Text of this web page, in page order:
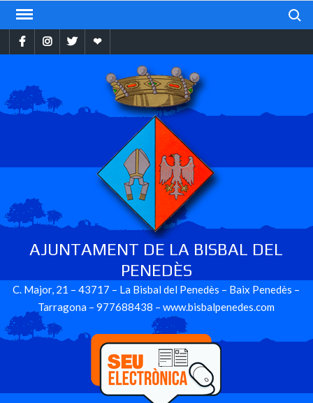
Skip
contentFacebookInstragram
TwitterEbando
AJUNTAMENT DE LA BISBAL DEL
PENEDÈS
C. Major, 21 – 43717 – La Bisbal del Penedès – Baix Penedès –
Tarragona – 977688438 – www.bisbalpenedes.com